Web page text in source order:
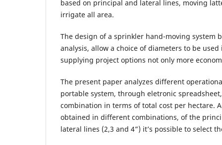
based on principal and lateral lines, moving
irrigate all area.
The design of a sprinkler hand-moving system
analysis, allow a choice of diameters to be
supplying project options not only more
The present paper analyzes different
portable system, through eletronic
combination in terms of total cost per hectare.
obtained in different combinations, of the
lateral lines (2,3 and 4”) it’s possible to select